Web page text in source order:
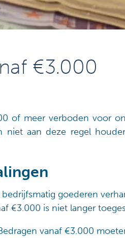
€3.000
of meer verboden voor
aan deze regel
goederen
€3.000 is niet langer
vanaf €3.000